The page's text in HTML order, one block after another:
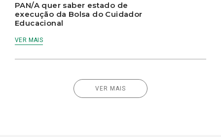
PAN/A quer saber estado de
execução da Bolsa do Cuidador
Educacional
VER MAIS
VER MAIS